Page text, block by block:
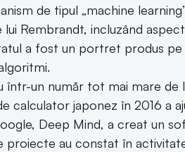
de tipul „machine
Rembrandt, incluzând
a fost un portret produs
într-un număr tot mai mare
calculator japonez în 2016 a
Deep Mind, a creat un
proiecte au constat în